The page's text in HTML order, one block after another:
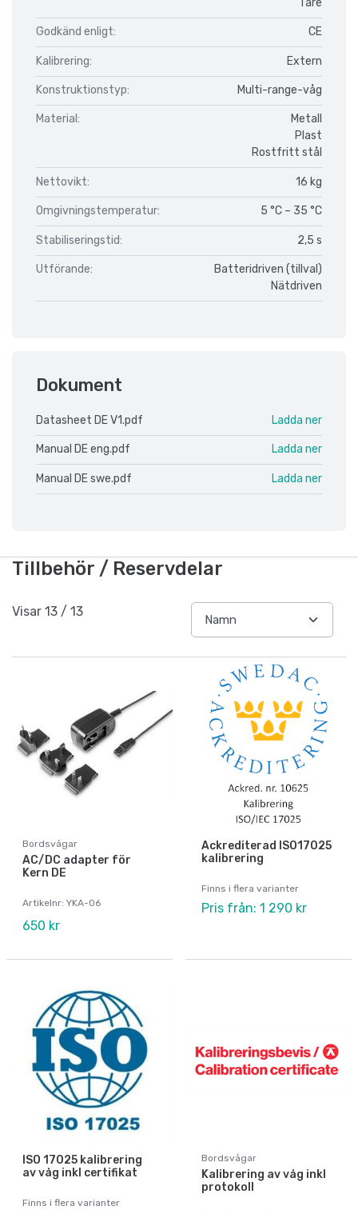
Godkänd enligt: CE
Kalibrering: Extern
Konstruktionstyp: Multi-range-våg
Material:
Metall
Plast
Rostfritt stål
Nettovikt: 16 kg
Omgivningstemperatur: 5 °C – 35 °C
Stabiliseringstid: 2,5 s
Utförande:
Batteridriven (tillval)
Nätdriven
Dokument
Datasheet DE V1.pdf Ladda ner
Manual DE eng.pdf Ladda ner
Manual DE swe.pdf Ladda ner
Tillbehör / Reservdelar
Visar 13 / 13
Bordsvågar
AC/DC adapter för
Kern DE
Artikelnr: YKA-06
650 kr
Ackrediterad ISO17025
kalibrering
Finns i flera varianter
Pris från: 1 290 kr
ISO 17025 kalibrering
av våg inkl certifikat
Finns i flera varianter
Bordsvågar
Kalibrering av våg inkl
protokoll